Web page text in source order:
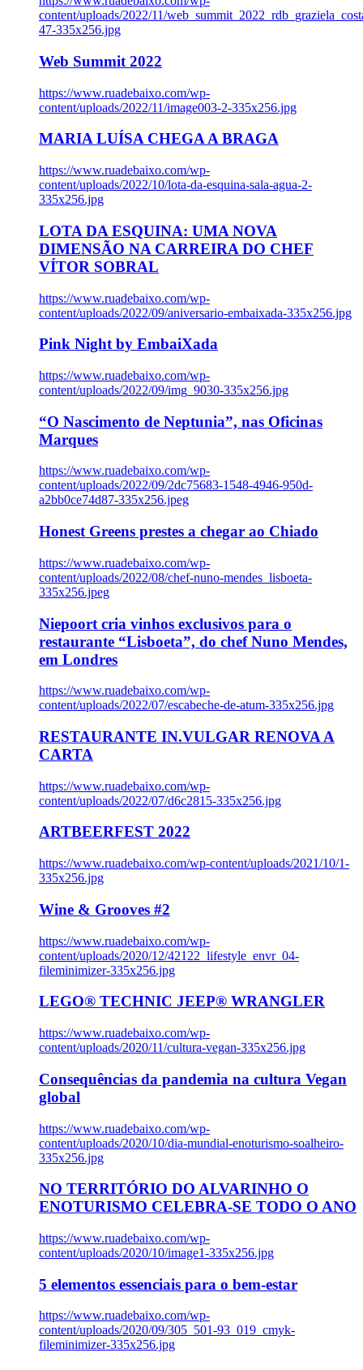
content/uploads/2022/11/
47-335x256.jpg
Web Summit 2022
https://www.ruadebaixo.com/wp-
content/uploads/2022/11/image003-2-335x256.jpg
MARIA LUÍSA CHEGA A BRAGA
https://www.ruadebaixo.com/wp-
content/uploads/2022/10/lota-da-esquina-sala-agua-2-
335x256.jpg
LOTA DA ESQUINA: UMA NOVA
DIMENSÃO NA CARREIRA DO CHEF
VÍTOR SOBRAL
https://www.ruadebaixo.com/wp-
content/uploads/2022/09/aniversario-embaixada-335x256.jpg
Pink Night by EmbaiXada
https://www.ruadebaixo.com/wp-
content/uploads/2022/09/img_9030-335x256.jpg
“O Nascimento de Neptunia”, nas Oficinas
Marques
https://www.ruadebaixo.com/wp-
content/uploads/2022/09/2dc75683-1548-4946-950d-
a2bb0ce74d87-335x256.jpeg
Honest Greens prestes a chegar ao Chiado
https://www.ruadebaixo.com/wp-
content/uploads/2022/08/chef-nuno-mendes_lisboeta-
335x256.jpeg
Niepoort cria vinhos exclusivos para o
restaurante “Lisboeta”, do chef Nuno Mendes,
em Londres
https://www.ruadebaixo.com/wp-
content/uploads/2022/07/escabeche-de-atum-335x256.jpg
RESTAURANTE IN.VULGAR RENOVA A
CARTA
https://www.ruadebaixo.com/wp-
content/uploads/2022/07/d6c2815-335x256.jpg
ARTBEERFEST 2022
https://www.ruadebaixo.com/wp-content/uploads/2021/10/1-
335x256.jpg
Wine & Grooves #2
https://www.ruadebaixo.com/wp-
content/uploads/2020/12/42122_lifestyle_envr_04-
fileminimizer-335x256.jpg
LEGO® TECHNIC JEEP® WRANGLER
https://www.ruadebaixo.com/wp-
content/uploads/2020/11/cultura-vegan-335x256.jpg
Consequências da pandemia na cultura Vegan
global
https://www.ruadebaixo.com/wp-
content/uploads/2020/10/dia-mundial-enoturismo-soalheiro-
335x256.jpg
NO TERRITÓRIO DO ALVARINHO O
ENOTURISMO CELEBRA-SE TODO O ANO
https://www.ruadebaixo.com/wp-
content/uploads/2020/10/image1-335x256.jpg
5 elementos essenciais para o bem-estar
https://www.ruadebaixo.com/wp-
content/uploads/2020/09/305_501-93_019_cmyk-
fileminimizer-335x256.jpg